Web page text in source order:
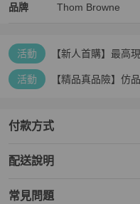
✅模特兒穿著照僅供參考，實
✅商品皆為全新，出貨前皆經
品牌
Thom Browne精品男裝品牌介
Thom Browne
Thom Browne推薦清單
活動 【新人首購】最高
活動 【精品真品險】仿
付款方式
配送說明
常見問題